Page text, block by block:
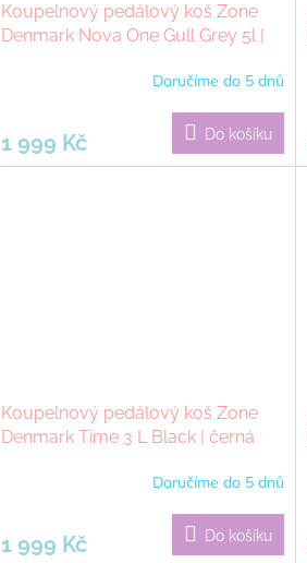
Koupelnový pedálový koš Zone
Denmark Nova One Gull Grey 5l |
Doručíme do 5 dnů
1 999 Kč Do košíku
Koupelnový pedálový koš Zone
Denmark Time 3 L Black | černá
Doručíme do 5 dnů
1 999 Kč Do košíku